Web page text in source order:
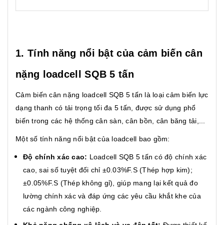
1. Tính năng nổi bật của cảm biến cân
nặng loadcell SQB 5 tấn
Cảm biến cân nặng loadcell SQB 5 tấn là loại cảm biến lực
dạng thanh có tải trọng tối đa 5 tấn, được sử dụng phổ
biến trong các hệ thống cân sàn, cân bồn, cân băng tải,...
Một số tính năng nổi bật của loadcell bao gồm:
Độ chính xác cao: Loadcell SQB 5 tấn có độ chính xác
cao, sai số tuyệt đối chỉ ±0.03%F.S (Thép hợp kim);
±0.05%F.S (Thép không gỉ), giúp mang lại kết quả đo
lường chính xác và đáp ứng các yêu cầu khắt khe của
các ngành công nghiệp.